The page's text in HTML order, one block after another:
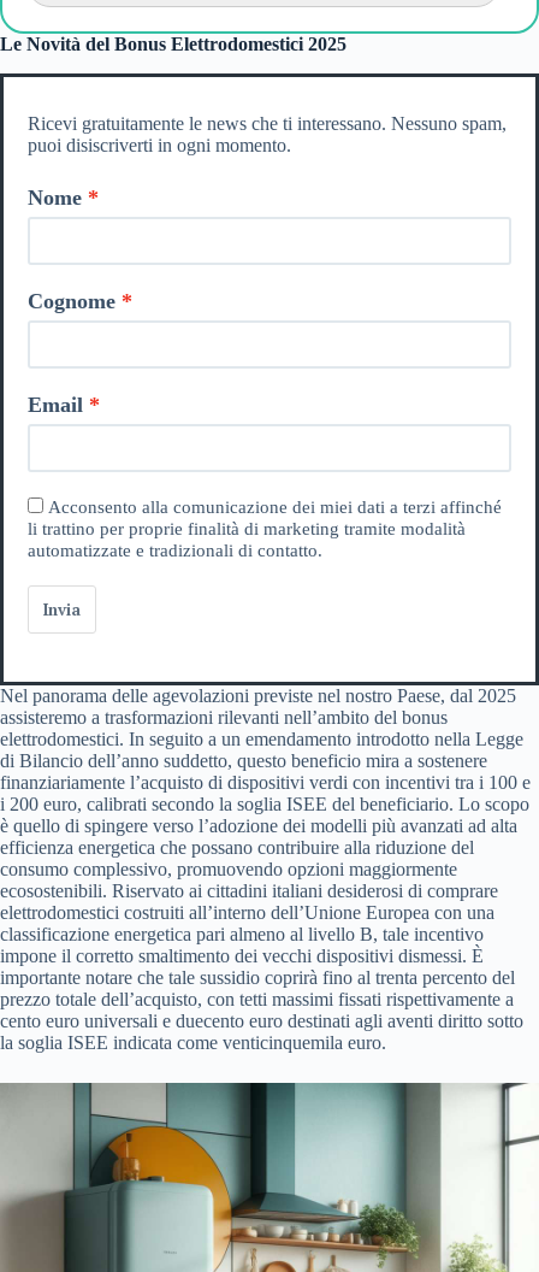
Le Novità del Bonus Elettrodomestici 2025
Ricevi gratuitamente le news che ti interessano. Nessuno spam,
puoi disiscriverti in ogni momento.
Nome
Cognome
Email
Acconsento alla comunicazione dei miei dati a terzi affinché
li trattino per proprie finalità di marketing tramite modalità
automatizzate e tradizionali di contatto.
Invia
Nel panorama delle agevolazioni previste nel nostro Paese, dal 2025
assisteremo a trasformazioni rilevanti nell’ambito del bonus
elettrodomestici. In seguito a un emendamento introdotto nella Legge
di Bilancio dell’anno suddetto, questo beneficio mira a sostenere
finanziariamente l’acquisto di dispositivi verdi con incentivi tra i 100 e
i 200 euro, calibrati secondo la soglia ISEE del beneficiario. Lo scopo
è quello di spingere verso l’adozione dei modelli più avanzati ad alta
efficienza energetica che possano contribuire alla riduzione del
consumo complessivo, promuovendo opzioni maggiormente
ecosostenibili. Riservato ai cittadini italiani desiderosi di comprare
elettrodomestici costruiti all’interno dell’Unione Europea con una
classificazione energetica pari almeno al livello B, tale incentivo
impone il corretto smaltimento dei vecchi dispositivi dismessi. È
importante notare che tale sussidio coprirà fino al trenta percento del
prezzo totale dell’acquisto, con tetti massimi fissati rispettivamente a
cento euro universali e duecento euro destinati agli aventi diritto sotto
la soglia ISEE indicata come venticinquemila euro.